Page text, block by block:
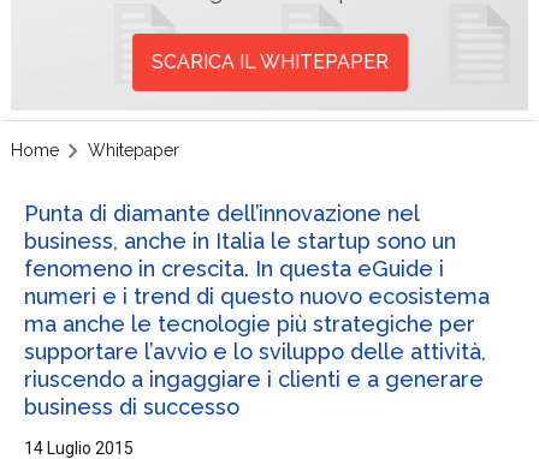
SCARICA IL WHITEPAPER
Home Whitepaper
Punta di diamante dell’innovazione nel
business, anche in Italia le startup sono un
fenomeno in crescita. In questa eGuide i
numeri e i trend di questo nuovo ecosistema
ma anche le tecnologie più strategiche per
supportare l’avvio e lo sviluppo delle attività,
riuscendo a ingaggiare i clienti e a generare
business di successo
14 Luglio 2015